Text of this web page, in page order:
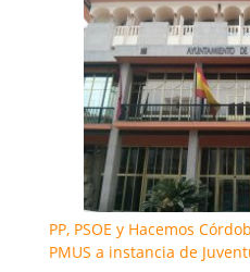
PP, PSOE y Hacemos
PMUS a instancia de